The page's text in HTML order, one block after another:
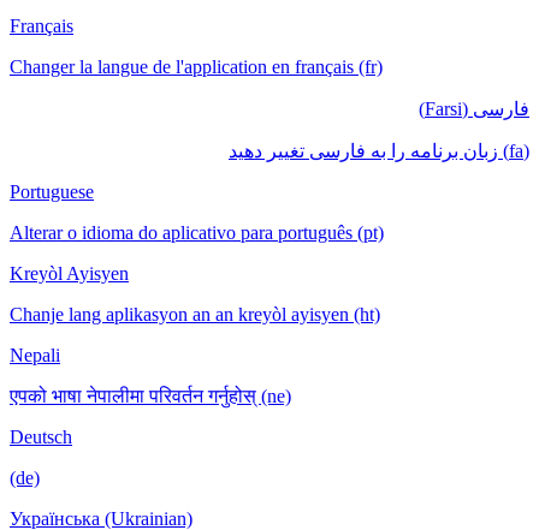
Français
Changer la langue de l'application en français (fr)
فارسی (Farsi)
(fa) زبان برنامه را به فارسی تغییر دهید
Portuguese
Alterar o idioma do aplicativo para português (pt)
Kreyòl Ayisyen
Chanje lang aplikasyon an an kreyòl ayisyen (ht)
Nepali
एपको भाषा नेपालीमा परिवर्तन गर्नुहोस् (ne)
Deutsch
(de)
Українська (Ukrainian)